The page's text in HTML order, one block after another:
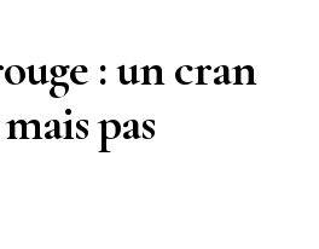
: un cran
pas